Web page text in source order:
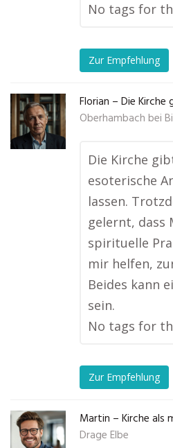
No tags for
Zur Empfehlung
Florian – Die
Oberhambach bei
Die Kirche
esoterische
lassen.
gelernt, dass
spirituelle
mir helfen,
Beides kann
sein.
No tags for
Zur Empfehlung
Martin – Kirche als
Drage Elbe